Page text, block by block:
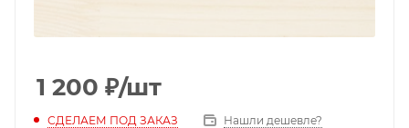
1 200 ₽/шт
СДЕЛАЕМ ПОД ЗАКАЗ Нашли дешевле?